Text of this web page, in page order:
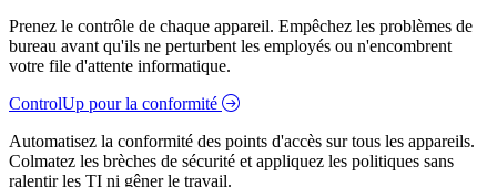
Prenez le contrôle de chaque appareil. Empêchez les problèmes de
bureau avant qu'ils ne perturbent les employés ou n'encombrent
votre file d'attente informatique.
ControlUp pour la conformité
Automatisez la conformité des points d'accès sur tous les appareils.
Colmatez les brèches de sécurité et appliquez les politiques sans
ralentir les TI ni gêner le travail.